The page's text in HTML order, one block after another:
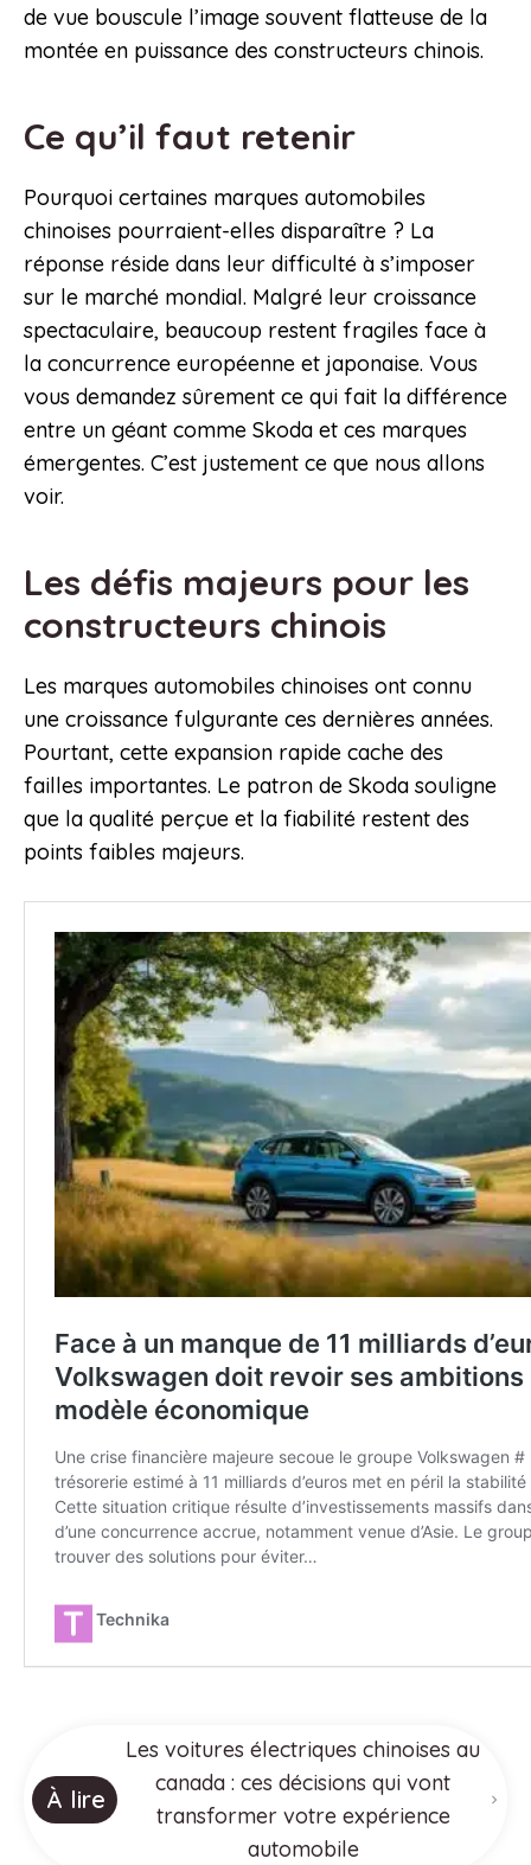
de vue bouscule l’image souvent flatteuse de la
montée en puissance des constructeurs chinois.
Ce qu’il faut retenir
Pourquoi certaines marques automobiles
chinoises pourraient-elles disparaître ? La
réponse réside dans leur difficulté à s’imposer
sur le marché mondial. Malgré leur croissance
spectaculaire, beaucoup restent fragiles face à
la concurrence européenne et japonaise. Vous
vous demandez sûrement ce qui fait la différence
entre un géant comme Skoda et ces marques
émergentes. C’est justement ce que nous allons
voir.
Les défis majeurs pour les
constructeurs chinois
Les marques automobiles chinoises ont connu
une croissance fulgurante ces dernières années.
Pourtant, cette expansion rapide cache des
failles importantes. Le patron de Skoda souligne
que la qualité perçue et la fiabilité restent des
points faibles majeurs.
À lire
Les voitures électriques chinoises au
canada : ces décisions qui vont
transformer votre expérience
automobile